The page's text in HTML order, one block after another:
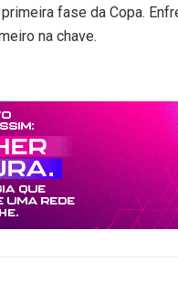
fase da Copa.
na chave.